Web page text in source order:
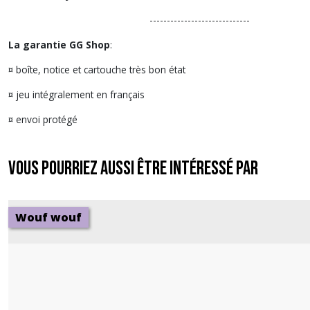
-----------------------------
La garantie GG Shop:
¤ boîte, notice et cartouche très bon état
¤ jeu intégralement en français
¤ envoi protégé
Vous pourriez aussi être intéressé par
Wouf wouf